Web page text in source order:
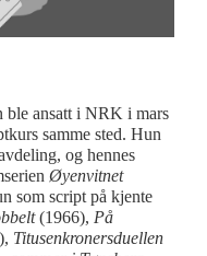
ble ansatt i NRK i mars
samme sted. Hun
og hennes
Øyenvitnet
som script på kjente
(1966), På
Titusenkronersduellen